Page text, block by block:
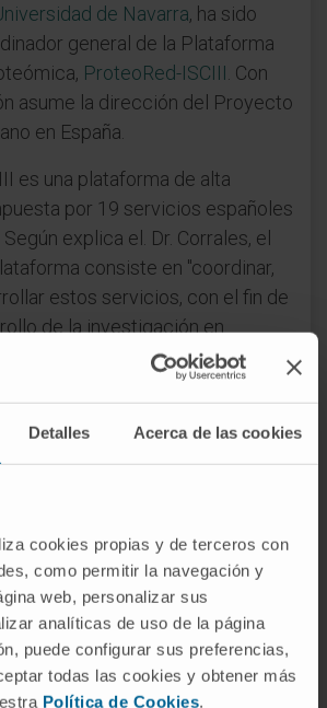
Detalles Acerca de las cookies
cookies propias y de terceros con
como permitir la navegación y
web, personalizar sus
analíticas de uso de la página
puede configurar sus preferencias,
todas las cookies y obtener más
Política de Cookies.
de Navarra, ha sido
general de la Plataforma
ProteoRed-ISCIII . Con
asume la dirección del Proyecto
en España.
es una plataforma de alta
por 19 servicios españoles
explica el. Dr. Corrales, el
consiste en "coordinar,
estos servicios, con el fin de
de la investigación en
y ofrecer esta disciplina a
Como miembro del
a aplicar soluciones del
de proyectos
el presidente de laSociedad
, asociación científica
el Congreso Mundial sobre
celebrado del 5 al 8 de
"En este evento presentamos